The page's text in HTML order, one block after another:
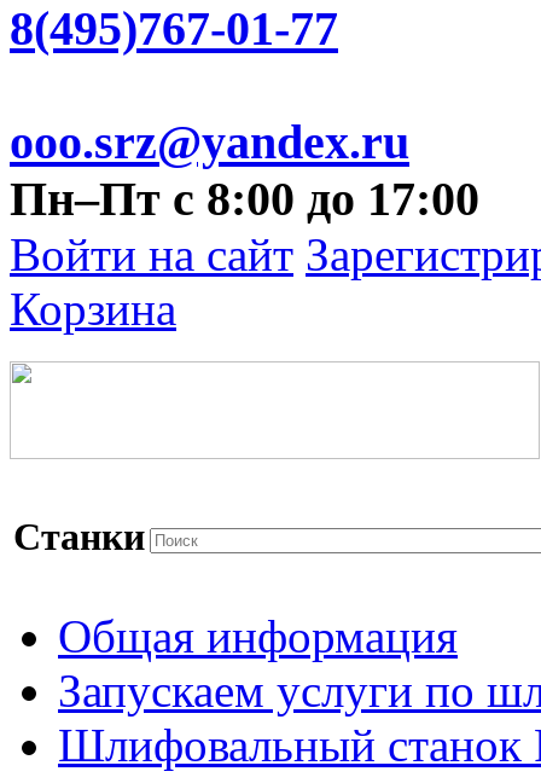
8(495)767-01-77
ooo.srz@yandex.ru
Пн–Пт с 8:00 до 17:00
Войти на сайт
Корзина
Станки
Общая информация
Запускаем услуги по
Шлифовальный